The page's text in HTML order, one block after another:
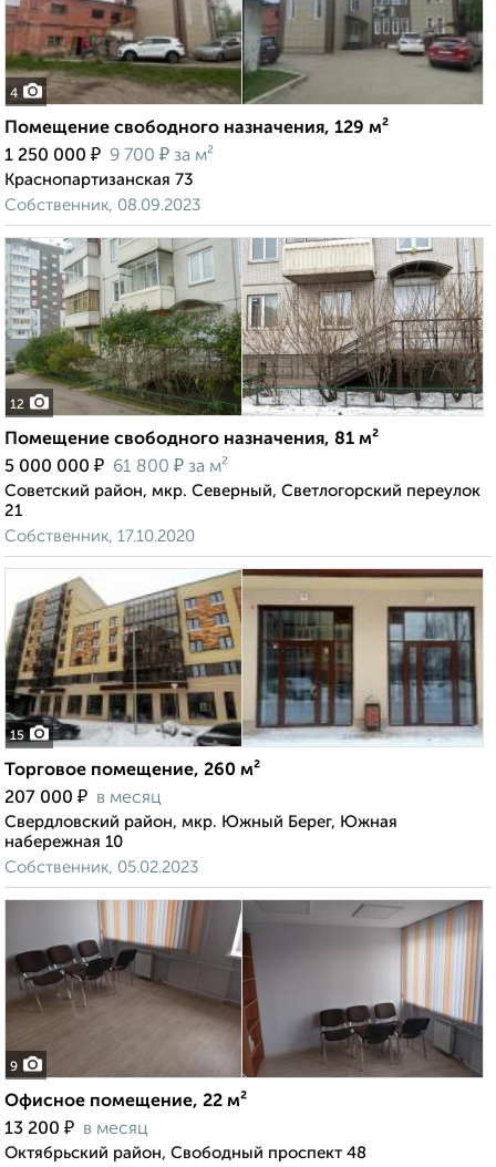
4
Помещение свободного назначения, 129 м²
1 250 000 ₽ 9 700 ₽ за м²
Краснопартизанская 73
Собственник, 08.09.2023
12
Помещение свободного назначения, 81 м²
5 000 000 ₽ 61 800 ₽ за м²
Советский район, мкр. Северный, Светлогорский переулок
21
Собственник, 17.10.2020
15
Торговое помещение, 260 м²
207 000 ₽ в месяц
Свердловский район, мкр. Южный Берег, Южная
набережная 10
Собственник, 05.02.2023
9
Офисное помещение, 22 м²
13 200 ₽ в месяц
Октябрьский район, Свободный проспект 48